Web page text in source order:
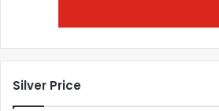
Silver Price